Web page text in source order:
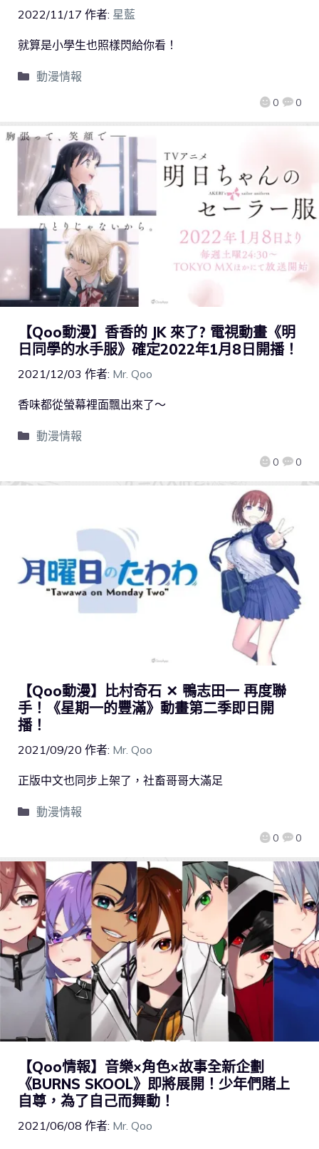
2022/11/17 作者: 星藍
0 0
就算是小學生也照樣閃給你看！
動漫情報
【Qoo動漫】香香的 JK 來了? 電視動畫《明
日同學的水手服》確定2022年1月8日開播！
2021/12/03 作者: Mr. Qoo
0 0
香味都從螢幕裡面飄出來了～
動漫情報
【Qoo動漫】比村奇石 ✕ 鴨志田一 再度聯
手！《星期一的豐滿》動畫第二季即日開
播！
2021/09/20 作者: Mr. Qoo
0 0
正版中文也同步上架了，社畜哥哥大滿足
動漫情報
【Qoo情報】音樂×角色×故事全新企劃
《BURNS SKOOL》即將展開！少年們賭上
自尊，為了自己而舞動！
2021/06/08 作者: Mr. Qoo